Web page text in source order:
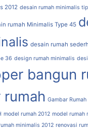
2012 desain rumah minimalis
rumah Minimalis Type 45
desain rumah
36 design rumah minimalis
bangun
Gambar Rumah
model rumah 2012 model rumah
minimalis 2012 renovasi